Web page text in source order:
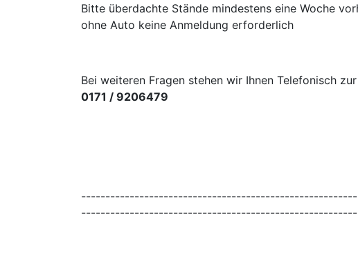
Bitte überdachte Stände mindestens eine Woche
ohne Auto keine Anmeldung erforderlich
Bei weiteren Fragen stehen wir Ihnen Telefonisch
0171 / 9206479